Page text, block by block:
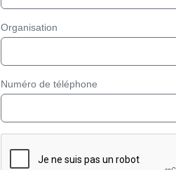
Organisation
Numéro de téléphone